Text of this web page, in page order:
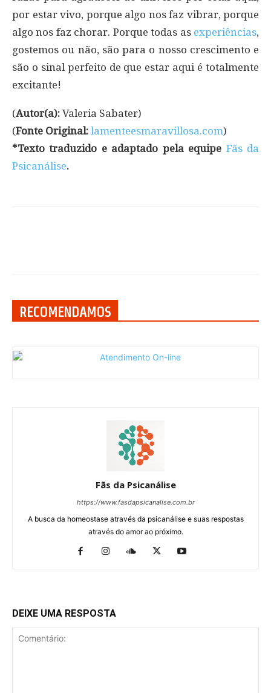
por estar vivo, porque algo nos faz vibrar, porque
algo nos faz chorar. Porque todas as experiências,
gostemos ou não, são para o nosso crescimento e
são o sinal perfeito de que estar aqui é totalmente
excitante!
(Autor(a): Valeria Sabater)
(Fonte Original: lamenteesmaravillosa.com)
*Texto traduzido e adaptado pela equipe Fãs da
Psicanálise.
RECOMENDAMOS
Fãs da Psicanálise
https://www.fasdapsicanalise.com.br
A busca da homeostase através da psicanálise e suas respostas
através do amor ao próximo.
DEIXE UMA RESPOSTA